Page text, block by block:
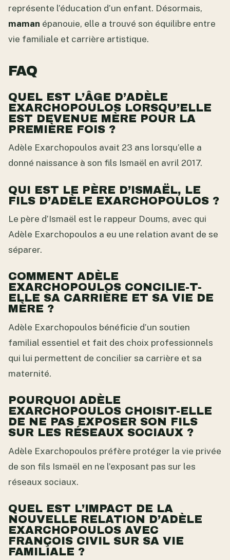
représente l’éducation d’un enfant. Désormais,
maman épanouie, elle a trouvé son équilibre entre
vie familiale et carrière artistique.
FAQ
QUEL EST L’ÂGE D’ADÈLE
EXARCHOPOULOS LORSQU’ELLE
EST DEVENUE MÈRE POUR LA
PREMIÈRE FOIS ?
Adèle Exarchopoulos avait 23 ans lorsqu’elle a
donné naissance à son fils Ismaël en avril 2017.
QUI EST LE PÈRE D’ISMAËL, LE
FILS D’ADÈLE EXARCHOPOULOS ?
Le père d’Ismaël est le rappeur Doums, avec qui
Adèle Exarchopoulos a eu une relation avant de se
séparer.
COMMENT ADÈLE
EXARCHOPOULOS CONCILIE-T-
ELLE SA CARRIÈRE ET SA VIE DE
MÈRE ?
Adèle Exarchopoulos bénéficie d’un soutien
familial essentiel et fait des choix professionnels
qui lui permettent de concilier sa carrière et sa
maternité.
POURQUOI ADÈLE
EXARCHOPOULOS CHOISIT-ELLE
DE NE PAS EXPOSER SON FILS
SUR LES RÉSEAUX SOCIAUX ?
Adèle Exarchopoulos préfère protéger la vie privée
de son fils Ismaël en ne l’exposant pas sur les
réseaux sociaux.
QUEL EST L’IMPACT DE LA
NOUVELLE RELATION D’ADÈLE
EXARCHOPOULOS AVEC
FRANÇOIS CIVIL SUR SA VIE
FAMILIALE ?